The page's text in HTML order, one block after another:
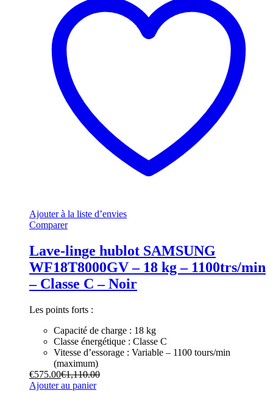
Ajouter à la liste d’envies
Comparer
Lave-linge hublot SAMSUNG
WF18T8000GV – 18 kg – 1100trs/min
– Classe C – Noir
Les points forts :
Capacité de charge : 18 kg
Classe énergétique : Classe C
Vitesse d’essorage : Variable – 1100 tours/min
(maximum)
€575.00€1,110.00
Ajouter au panier